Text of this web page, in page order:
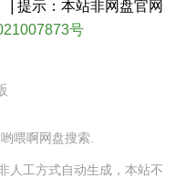
提示：本站非网盘官网
号
喂啊网盘搜索.
人工方式自动生成，本站不